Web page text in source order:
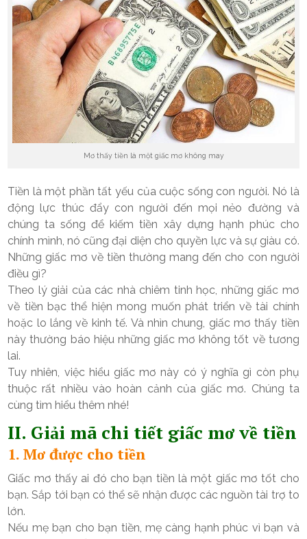
Mơ thấy tiền là một giấc mơ không may
Tiền là một phần tất yếu của cuộc sống con người. Nó là
động lực thúc đẩy con người đến mọi nẻo đường và
chúng ta sống để kiếm tiền xây dựng hạnh phúc cho
chính mình, nó cũng đại diện cho quyền lực và sự giàu có.
Những giấc mơ về tiền thường mang đến cho con người
điều gì?
Theo lý giải của các nhà chiêm tinh học, những giấc mơ
về tiền bạc thể hiện mong muốn phát triển về tài chính
hoặc lo lắng về kinh tế. Và nhìn chung, giấc mơ thấy tiền
này thường báo hiệu những giấc mơ không tốt về tương
lai.
Tuy nhiên, việc hiểu giấc mơ này có ý nghĩa gì còn phụ
thuộc rất nhiều vào hoàn cảnh của giấc mơ. Chúng ta
cùng tìm hiểu thêm nhé!
II. Giải mã chi tiết giấc mơ về tiền
1. Mơ được cho tiền
Giấc mơ thấy ai đó cho bạn tiền là một giấc mơ tốt cho
bạn. Sắp tới bạn có thể sẽ nhận được các nguồn tài trợ to
lớn.
Nếu mẹ bạn cho bạn tiền, mẹ càng hạnh phúc vì bạn và